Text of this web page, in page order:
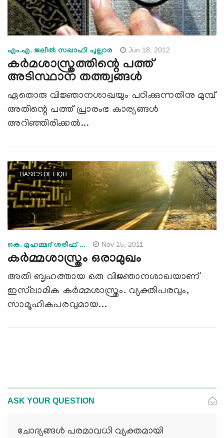
എം.എ. ജലീല്‍ സഖാഫി പുല്ലാര Jun 18, 2012
കര്‍മശാസ്ത്രത്തിന്റെ പത്ത്
അടിസ്ഥാന തത്ത്വങ്ങള്‍
ഏതൊരു വിജ്ഞാനശാഖയും പഠിക്കുന്നതിനു മുമ്പ്
അതിന്റെ പത്ത് പ്രാരംഭ കാര്യങ്ങള്‍
അറിഞ്ഞിരിക്കല്‍...
BASICS OF FIQH
കെ. മുഹമ്മദ്‌ ശരീഫ്‌ ... Nov 15, 2011
കര്‍മ്മശാസ്ത്രം ഒരാമുഖം
അതി ബൃഹത്തായ ഒരു വിജ്ഞാനശാഖയാണ്
ഇസ്‌ലാമിക കര്‍മ്മശാസ്ത്രം. വ്യക്തിപരവും,
സാമൂഹികപരവുമായ...
ASK YOUR QUESTION
ചോദ്യങ്ങള്‍ പരമാവധി വ്യക്തമായി